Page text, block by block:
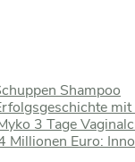
Shampoo
3 Tage
Euro: